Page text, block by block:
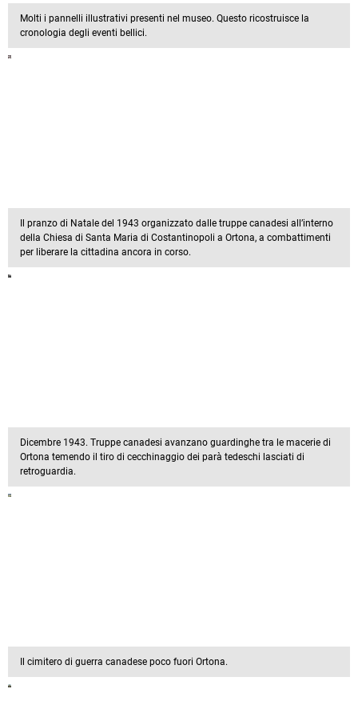
Molti i pannelli illustrativi presenti nel museo. Questo ricostruisce la
cronologia degli eventi bellici.
Il pranzo di Natale del 1943 organizzato dalle truppe canadesi all’interno
della Chiesa di Santa Maria di Costantinopoli a Ortona, a combattimenti
per liberare la cittadina ancora in corso.
Dicembre 1943. Truppe canadesi avanzano guardinghe tra le macerie di
Ortona temendo il tiro di cecchinaggio dei parà tedeschi lasciati di
retroguardia.
Il cimitero di guerra canadese poco fuori Ortona.